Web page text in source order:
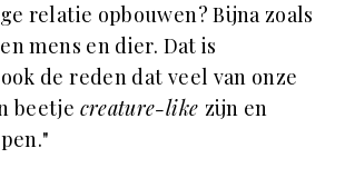
relatie opbouwen? Bijna zoals
mens en dier. Dat is
de reden dat veel van onze
beetje creature-like zijn en